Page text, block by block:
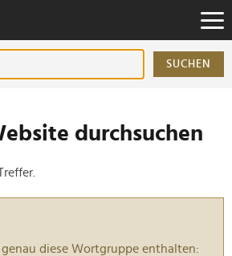
SUCHEN
durchsuchen
diese Wortgruppe enthalten: